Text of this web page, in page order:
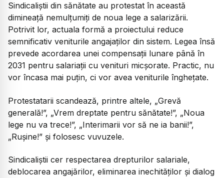
Sindicaliștii din sănătate au protestat în această
dimineață nemulțumiți de noua lege a salarizării.
Potrivit lor, actuala formă a proiectului reduce
semnificativ veniturile angajaților din sistem. Legea însă
prevede acordarea unei compensații lunare până în
2031 pentru salariații cu venituri micșorate. Practic, nu
vor încasa mai puțin, ci vor avea veniturile înghețate.
Protestatarii scandează, printre altele, „Grevă
generală!”, „Vrem dreptate pentru sănătate!”, „Noua
lege nu va trece!”, „Interimarii vor să ne ia banii!”,
„Rușine!” și folosesc vuvuzele.
Sindicaliștii cer respectarea drepturilor salariale,
deblocarea angajărilor, eliminarea inechităților și dialog